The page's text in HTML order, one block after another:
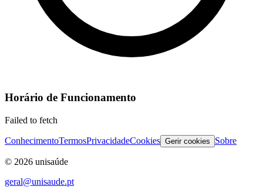
Horário de Funcionamento
Failed to fetch
ConhecimentoTermosPrivacidadeCookies Gerir cookies Sobre
© 2026 unisaúde
geral@unisaude.pt